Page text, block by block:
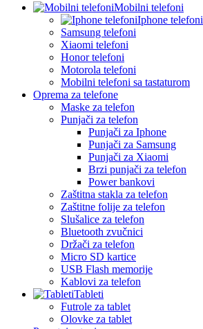
Mobilni telefoni
Iphone telefoni
Samsung telefoni
Xiaomi telefoni
Honor telefoni
Motorola telefoni
Mobilni telefoni sa tastaturom
Oprema za telefone
Maske za telefon
Punjači za telefon
Punjači za Iphone
Punjači za Samsung
Punjači za Xiaomi
Brzi punjači za telefon
Power bankovi
Zaštitna stakla za telefon
Zaštitne folije za telefon
Slušalice za telefon
Bluetooth zvučnici
Držači za telefon
Micro SD kartice
USB Flash memorije
Kablovi za telefon
Tableti
Futrole za tablet
Olovke za tablet